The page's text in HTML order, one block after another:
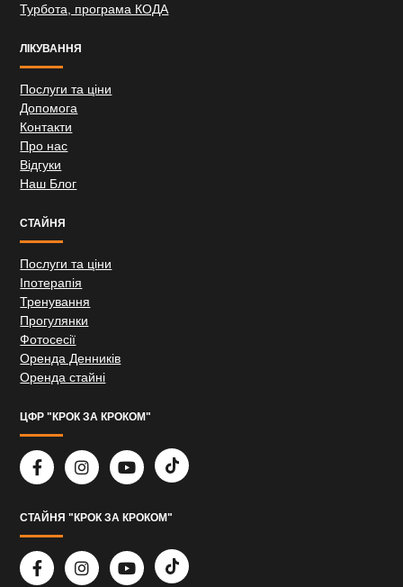
Турбота, програма КОДА
ЛІКУВАННЯ
Послуги та ціни
Допомога
Контакти
Про нас
Відгуки
Наш Блог
СТАЙНЯ
Послуги та ціни
Іпотерапія
Тренування
Прогулянки
Фотосесії
Оренда Денників
Оренда стайні
ЦФР "КРОК ЗА КРОКОМ"
СТАЙНЯ "КРОК ЗА КРОКОМ"